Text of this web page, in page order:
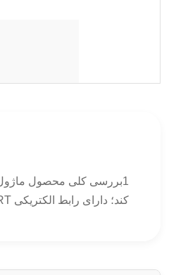
کند؛ دارای رابط الکتریکی UART است،و نرم افزار تست کامپیوتری بالایی را ارائه می دهد، مجموعه دستورات و پروتکل ارتباطات، که برای کاربران برای انجام ...